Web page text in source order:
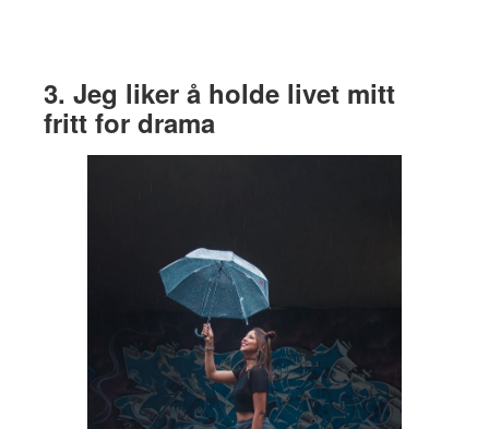
3. Jeg liker å holde livet mitt
fritt for drama